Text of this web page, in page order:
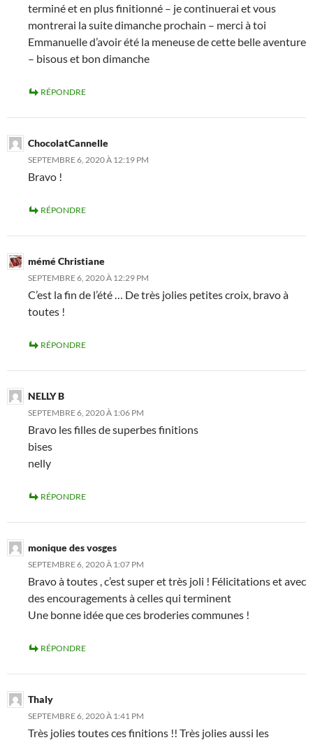
terminé et en plus finitionné – je continuerai et vous
montrerai la suite dimanche prochain – merci à toi
Emmanuelle d’avoir été la meneuse de cette belle aventure
– bisous et bon dimanche
RÉPONDRE
ChocolatCannelle
SEPTEMBRE 6, 2020 À 12:19 PM
Bravo !
RÉPONDRE
mémé Christiane
SEPTEMBRE 6, 2020 À 12:29 PM
C’est la fin de l’été … De très jolies petites croix, bravo à
toutes !
RÉPONDRE
NELLY B
SEPTEMBRE 6, 2020 À 1:06 PM
Bravo les filles de superbes finitions
bises
nelly
RÉPONDRE
monique des vosges
SEPTEMBRE 6, 2020 À 1:07 PM
Bravo à toutes , c’est super et très joli ! Félicitations et avec
des encouragements à celles qui terminent
Une bonne idée que ces broderies communes !
RÉPONDRE
Thaly
SEPTEMBRE 6, 2020 À 1:41 PM
Très jolies toutes ces finitions !! Très jolies aussi les